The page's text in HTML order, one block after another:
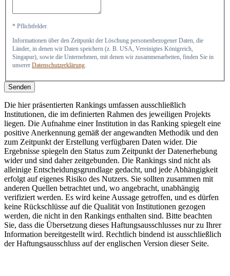
* Pflichtfelder.
Informationen über den Zeitpunkt der Löschung personenbezogener Daten, die
Länder, in denen wir Daten speichern (z. B. USA, Vereinigtes Königreich,
Singapur), sowie die Unternehmen, mit denen wir zusammenarbeiten, finden Sie in
unserer Datenschutzerklärung.
Senden
Die hier präsentierten Rankings umfassen ausschließlich
Institutionen, die im definierten Rahmen des jeweiligen Projekts
liegen. Die Aufnahme einer Institution in das Ranking spiegelt eine
positive Anerkennung gemäß der angewandten Methodik und den
zum Zeitpunkt der Erstellung verfügbaren Daten wider. Die
Ergebnisse spiegeln den Status zum Zeitpunkt der Datenerhebung
wider und sind daher zeitgebunden. Die Rankings sind nicht als
alleinige Entscheidungsgrundlage gedacht, und jede Abhängigkeit
erfolgt auf eigenes Risiko des Nutzers. Sie sollten zusammen mit
anderen Quellen betrachtet und, wo angebracht, unabhängig
verifiziert werden. Es wird keine Aussage getroffen, und es dürfen
keine Rückschlüsse auf die Qualität von Institutionen gezogen
werden, die nicht in den Rankings enthalten sind. Bitte beachten
Sie, dass die Übersetzung dieses Haftungsausschlusses nur zu Ihrer
Information bereitgestellt wird. Rechtlich bindend ist ausschließlich
der Haftungsausschluss auf der englischen Version dieser Seite.